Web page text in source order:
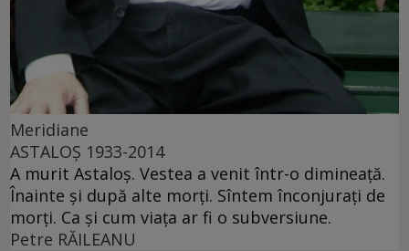
Meridiane
ASTALOŞ 1933-2014
A murit Astaloş. Vestea a venit într-o dimineaţă.
Înainte şi după alte morţi. Sîntem înconjuraţi de
morţi. Ca şi cum viaţa ar fi o subversiune.
Petre RĂILEANU